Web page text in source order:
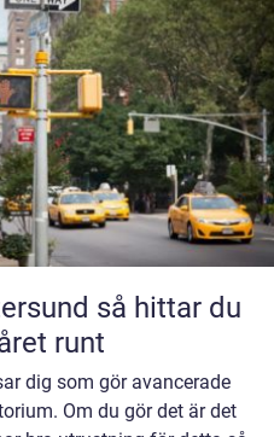
hittar du
runt
dig som gör avancerade
Om du gör det är det